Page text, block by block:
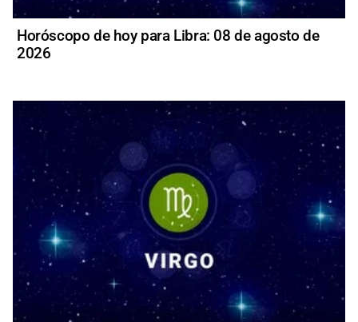
Horóscopo de hoy para Libra: 08 de agosto de
2026